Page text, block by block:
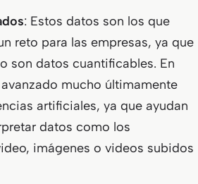
: Estos datos son los que
reto para las empresas, ya que
son datos cuantificables. En
mucho últimamente
artificiales, ya que ayudan
datos como los
imágenes o videos subidos